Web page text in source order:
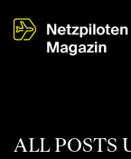
ALL POSTS